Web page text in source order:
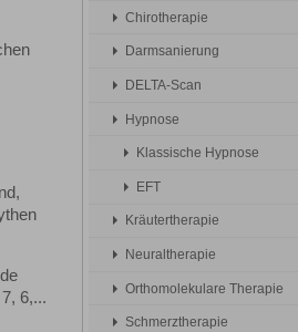
6,...
Chirotherapie
Darmsanierung
DELTA-Scan
Hypnose
Klassische Hypnose
EFT
Kräutertherapie
Neuraltherapie
Orthomolekulare Therapie
Schmerztherapie